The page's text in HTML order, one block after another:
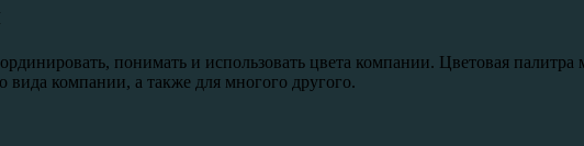
понимать и использовать цвета компании. Цветовая
компании, а также для многого другого.